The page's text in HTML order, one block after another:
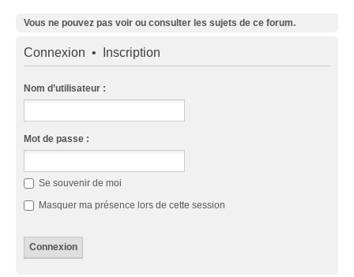
Vous ne pouvez pas voir ou consulter les sujets de ce forum.
Connexion • Inscription
Nom d’utilisateur :
Mot de passe :
Se souvenir de moi
Masquer ma présence lors de cette session